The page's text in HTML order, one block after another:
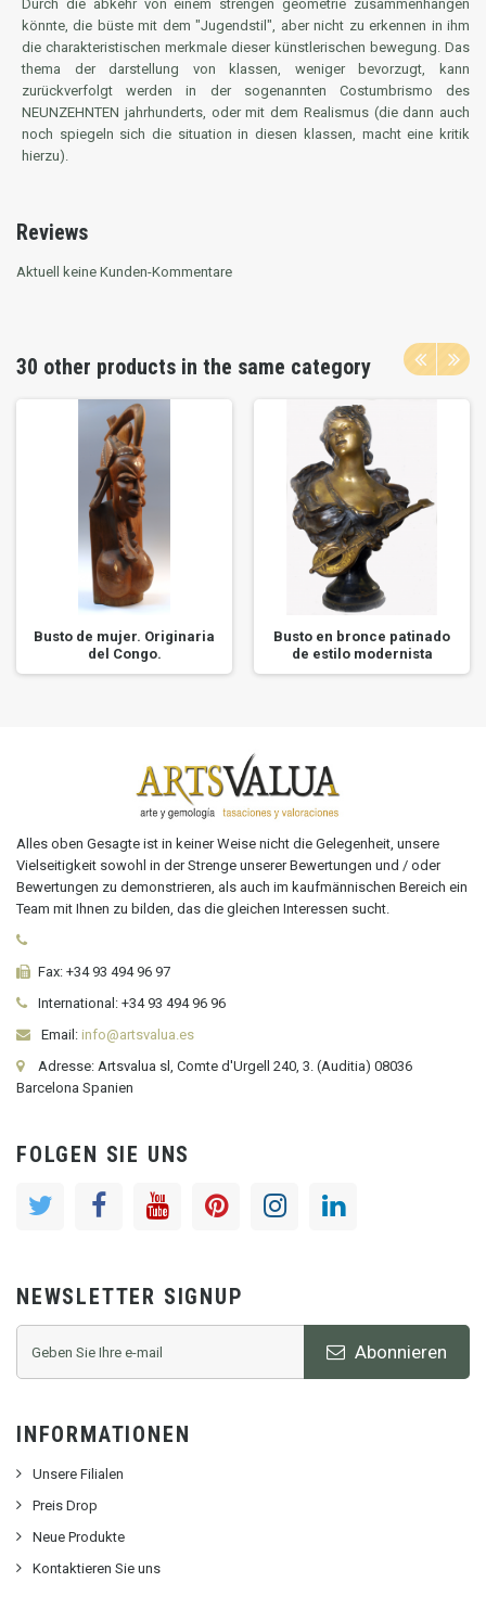
Durch die abkehr von einem strengen geometrie zusammenhängen
könnte, die büste mit dem "Jugendstil", aber nicht zu erkennen in ihm
die charakteristischen merkmale dieser künstlerischen bewegung. Das
thema der darstellung von klassen, weniger bevorzugt, kann
zurückverfolgt werden in der sogenannten Costumbrismo des
NEUNZEHNTEN jahrhunderts, oder mit dem Realismus (die dann auch
noch spiegeln sich die situation in diesen klassen, macht eine kritik
hierzu).
Reviews
Aktuell keine Kunden-Kommentare
30 other products in the same category
Busto de mujer. Originaria
del Congo.
Busto en bronce patinado
de estilo modernista
Alles oben Gesagte ist in keiner Weise nicht die Gelegenheit, unsere
Vielseitigkeit sowohl in der Strenge unserer Bewertungen und / oder
Bewertungen zu demonstrieren, als auch im kaufmännischen Bereich ein
Team mit Ihnen zu bilden, das die gleichen Interessen sucht.
Fax: +34 93 494 96 97
International: +34 93 494 96 96
Email: info@artsvalua.es
Adresse: Artsvalua sl, Comte d'Urgell 240, 3. (Auditia) 08036
Barcelona Spanien
FOLGEN SIE UNS
NEWSLETTER SIGNUP
Abonnieren
INFORMATIONEN
Unsere Filialen
Preis Drop
Neue Produkte
Kontaktieren Sie uns